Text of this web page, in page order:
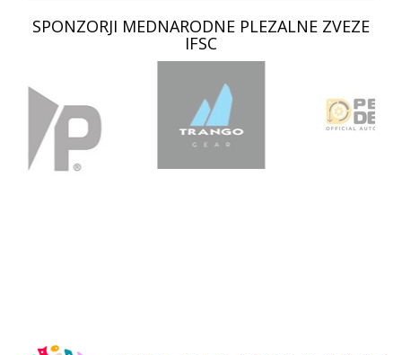
SPONZORJI MEDNARODNE PLEZALNE ZVEZE
IFSC